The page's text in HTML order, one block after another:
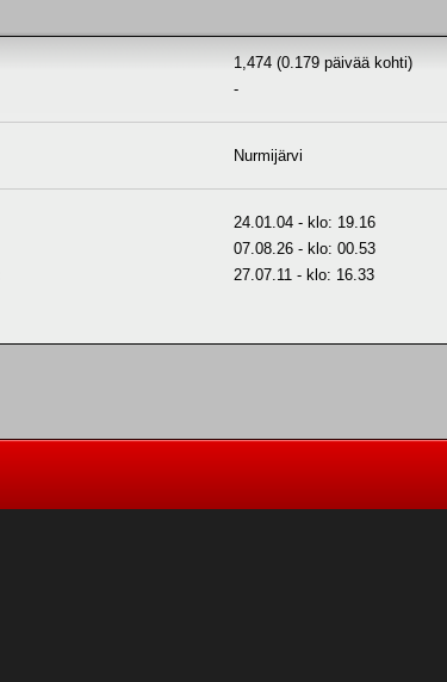
1,474 (0.179 päivää kohti)
-
Nurmijärvi
24.01.04 - klo: 19.16
07.08.26 - klo: 00.53
27.07.11 - klo: 16.33